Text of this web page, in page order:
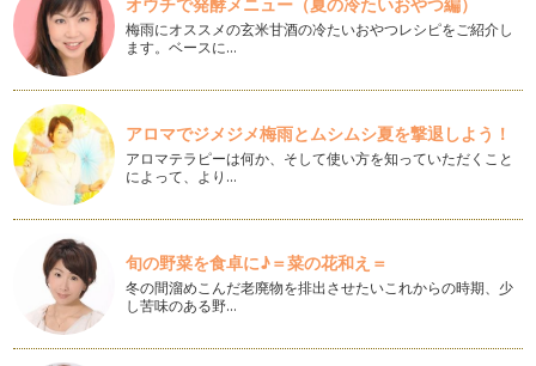
が仮装して、お菓子をもらったりする…
秋色のお花を飾ってお部屋に季節感を演出してみませんか？
すっかり季節も秋めいてきましたね。お洋服を夏物から冬物に
衣替えするのと同様に、お部屋に飾る…
お手持ちの器にお花やフルーツをあしらって
小さなお子様がいると生活スタイルも変…
切り花やアレンジメントを長持ちさせる方法
生花の花活けは、暑くて蒸し蒸しする夏場はどうしても敬遠さ
れがちです。生の花なので、萎れたり…
ラッピングがおしゃれになるアイテム作り
夏休みに入って、遠くに住むご友人やお世話になった人に会い
に行かれる方も多いのではないでしょ…
梅雨にオススメの玄米甘酒の冷たいおやつレシピをご紹介し
ます。ベースに…
アロマでジメジメ梅雨とムシムシ夏を撃退しよう！
アロマテラピーは何か、そして使い方を知っていただくこと
によって、より…
旬の野菜を食卓に♪＝菜の花和え＝
冬の間溜めこんだ老廃物を排出させたいこれからの時期、少
し苦味のある野…